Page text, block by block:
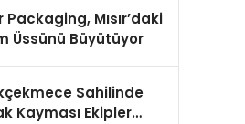
Packaging, Mısır’daki
Üssünü Büyütüyor
Sahilinde
Kayması Ekipler